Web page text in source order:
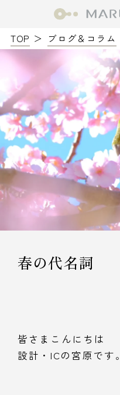
TOP ブログ＆コラム
春の代名詞
皆さまこんにちは
設計・ICの宮原です。